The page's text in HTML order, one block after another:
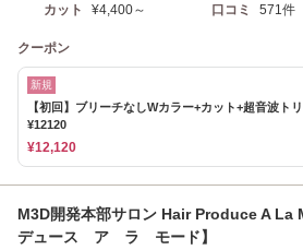
カット ¥4,400～ 口コミ 571件
クーポン
新規
【初回】ブリーチなしWカラー+カット+超音波ト
¥12120
¥12,120
M3D開発本部サロン Hair Produce A La
デュース ア ラ モード】